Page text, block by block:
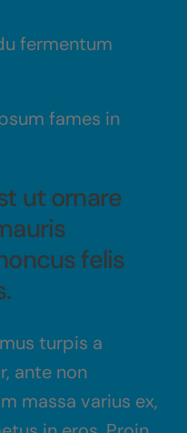
fermentum
fames in
ut ornare
felis
turpis a
ante non
massa varius ex,